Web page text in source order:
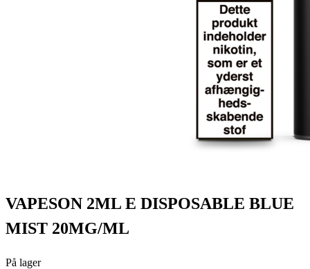
VAPESON 2ML E DISPOSABLE BLUE
MIST 20MG/ML
På lager